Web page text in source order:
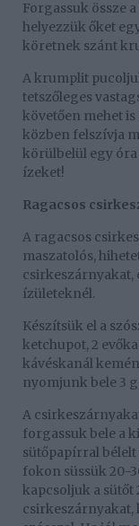
Forgassuk össze
helyezzük őket
köretnek szánt
A krumplit
tetszőleges
követően mehet
közben felszívja
körülbelül egy óra
ízeket!
Ragacsos
A ragacsos
maszatolós,
csirkeszárnyakat,
ízületeknél.
Készítsük el a
ketchupot, 2
kávéskanál
nyomjunk bele 3
A
forgassuk bele a
sütőpapírral bélelt
fokon süssük 20-
kapcsoljuk a sütőt
csirkeszárnyakat,